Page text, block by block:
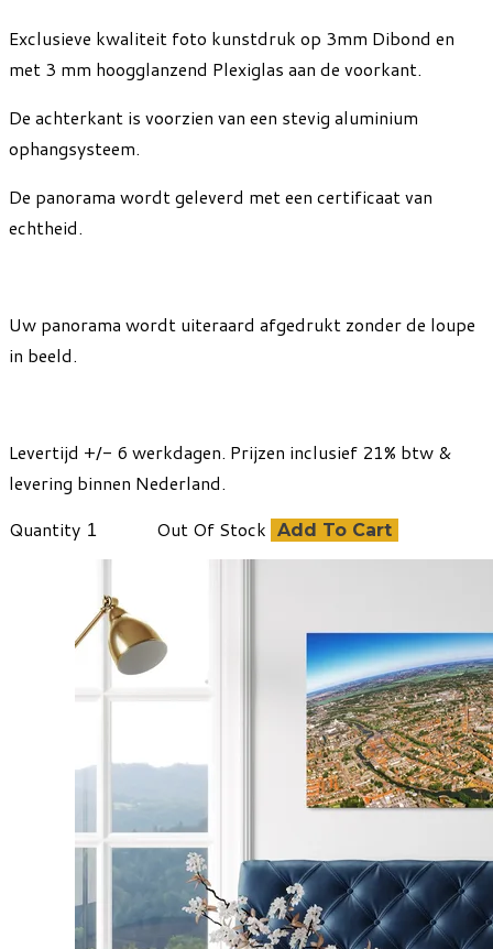
Exclusieve kwaliteit foto kunstdruk op 3mm Dibond en
met 3 mm hoogglanzend Plexiglas aan de voorkant.
De achterkant is voorzien van een stevig aluminium
ophangsysteem.
De panorama wordt geleverd met een certificaat van
echtheid.
Uw panorama wordt uiteraard afgedrukt zonder de loupe
in beeld.
Levertijd +/- 6 werkdagen. Prijzen inclusief 21% btw &
levering binnen Nederland.
Quantity
Out Of Stock Add To Cart